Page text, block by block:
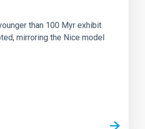
than 100 Myr exhibit
mirroring the Nice model